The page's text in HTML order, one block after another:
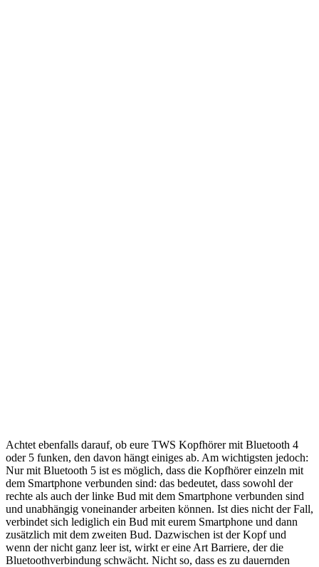
Achtet ebenfalls darauf, ob eure TWS Kopfhörer mit Bluetooth 4
oder 5 funken, den davon hängt einiges ab. Am wichtigsten jedoch:
Nur mit Bluetooth 5 ist es möglich, dass die Kopfhörer einzeln mit
dem Smartphone verbunden sind: das bedeutet, dass sowohl der
rechte als auch der linke Bud mit dem Smartphone verbunden sind
und unabhängig voneinander arbeiten können. Ist dies nicht der Fall,
verbindet sich lediglich ein Bud mit eurem Smartphone und dann
zusätzlich mit dem zweiten Bud. Dazwischen ist der Kopf und
wenn der nicht ganz leer ist, wirkt er eine Art Barriere, der die
Bluetoothverbindung schwächt. Nicht so, dass es zu dauernden